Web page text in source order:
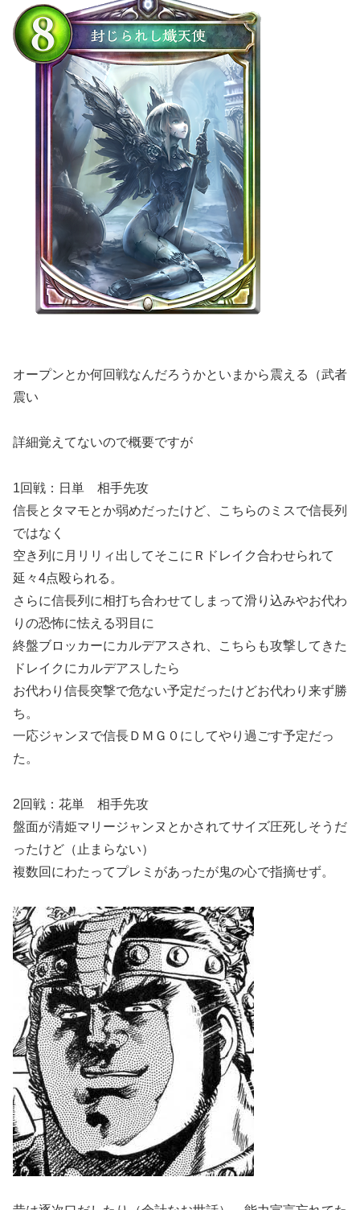
オープンとか何回戦なんだろうかといまから震える（武者
震い
詳細覚えてないので概要ですが
1回戦：日単 相手先攻
信長とタマモとか弱めだったけど、こちらのミスで信長列
ではなく
空き列に月リリィ出してそこにＲドレイク合わせられて
延々4点殴られる。
さらに信長列に相打ち合わせてしまって滑り込みやお代わ
りの恐怖に怯える羽目に
終盤ブロッカーにカルデアスされ、こちらも攻撃してきた
ドレイクにカルデアスしたら
お代わり信長突撃で危ない予定だったけどお代わり来ず勝
ち。
一応ジャンヌで信長ＤＭＧ０にしてやり過ごす予定だっ
た。
2回戦：花単 相手先攻
盤面が清姫マリージャンヌとかされてサイズ圧死しそうだ
ったけど（止まらない）
複数回にわたってプレミがあったが鬼の心で指摘せず。